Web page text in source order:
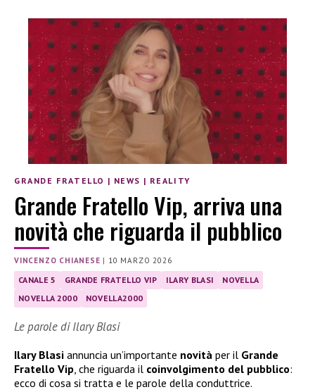
GRANDE FRATELLO | NEWS | REALITY
Grande Fratello Vip, arriva una
novità che riguarda il pubblico
VINCENZO CHIANESE | 10 MARZO 2026
CANALE 5 GRANDE FRATELLO VIP ILARY BLASI
NOVELLA
NOVELLA 2000
NOVELLA2000
Le parole di Ilary Blasi
Ilary Blasi annuncia un’importante novità per il Grande
Fratello Vip , che riguarda il coinvolgimento del pubblico:
ecco di cosa si tratta e le parole della conduttrice.